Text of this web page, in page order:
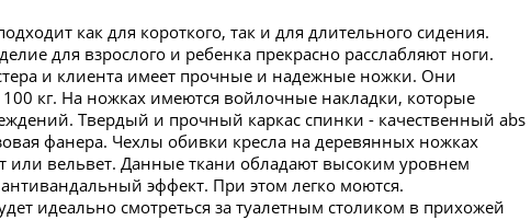
как для короткого, так и для длительного сидения.
для взрослого и ребенка прекрасно расслабляют ноги.
и клиента имеет прочные и надежные ножки. Они
кг. На ножках имеются войлочные накладки, которые
Твердый и прочный каркас спинки - качественный abs
фанера. Чехлы обивки кресла на деревянных ножках
или вельвет. Данные ткани обладают высоким уровнем
эффект. При этом легко моются.
идеально смотреться за туалетным столиком в прихожей